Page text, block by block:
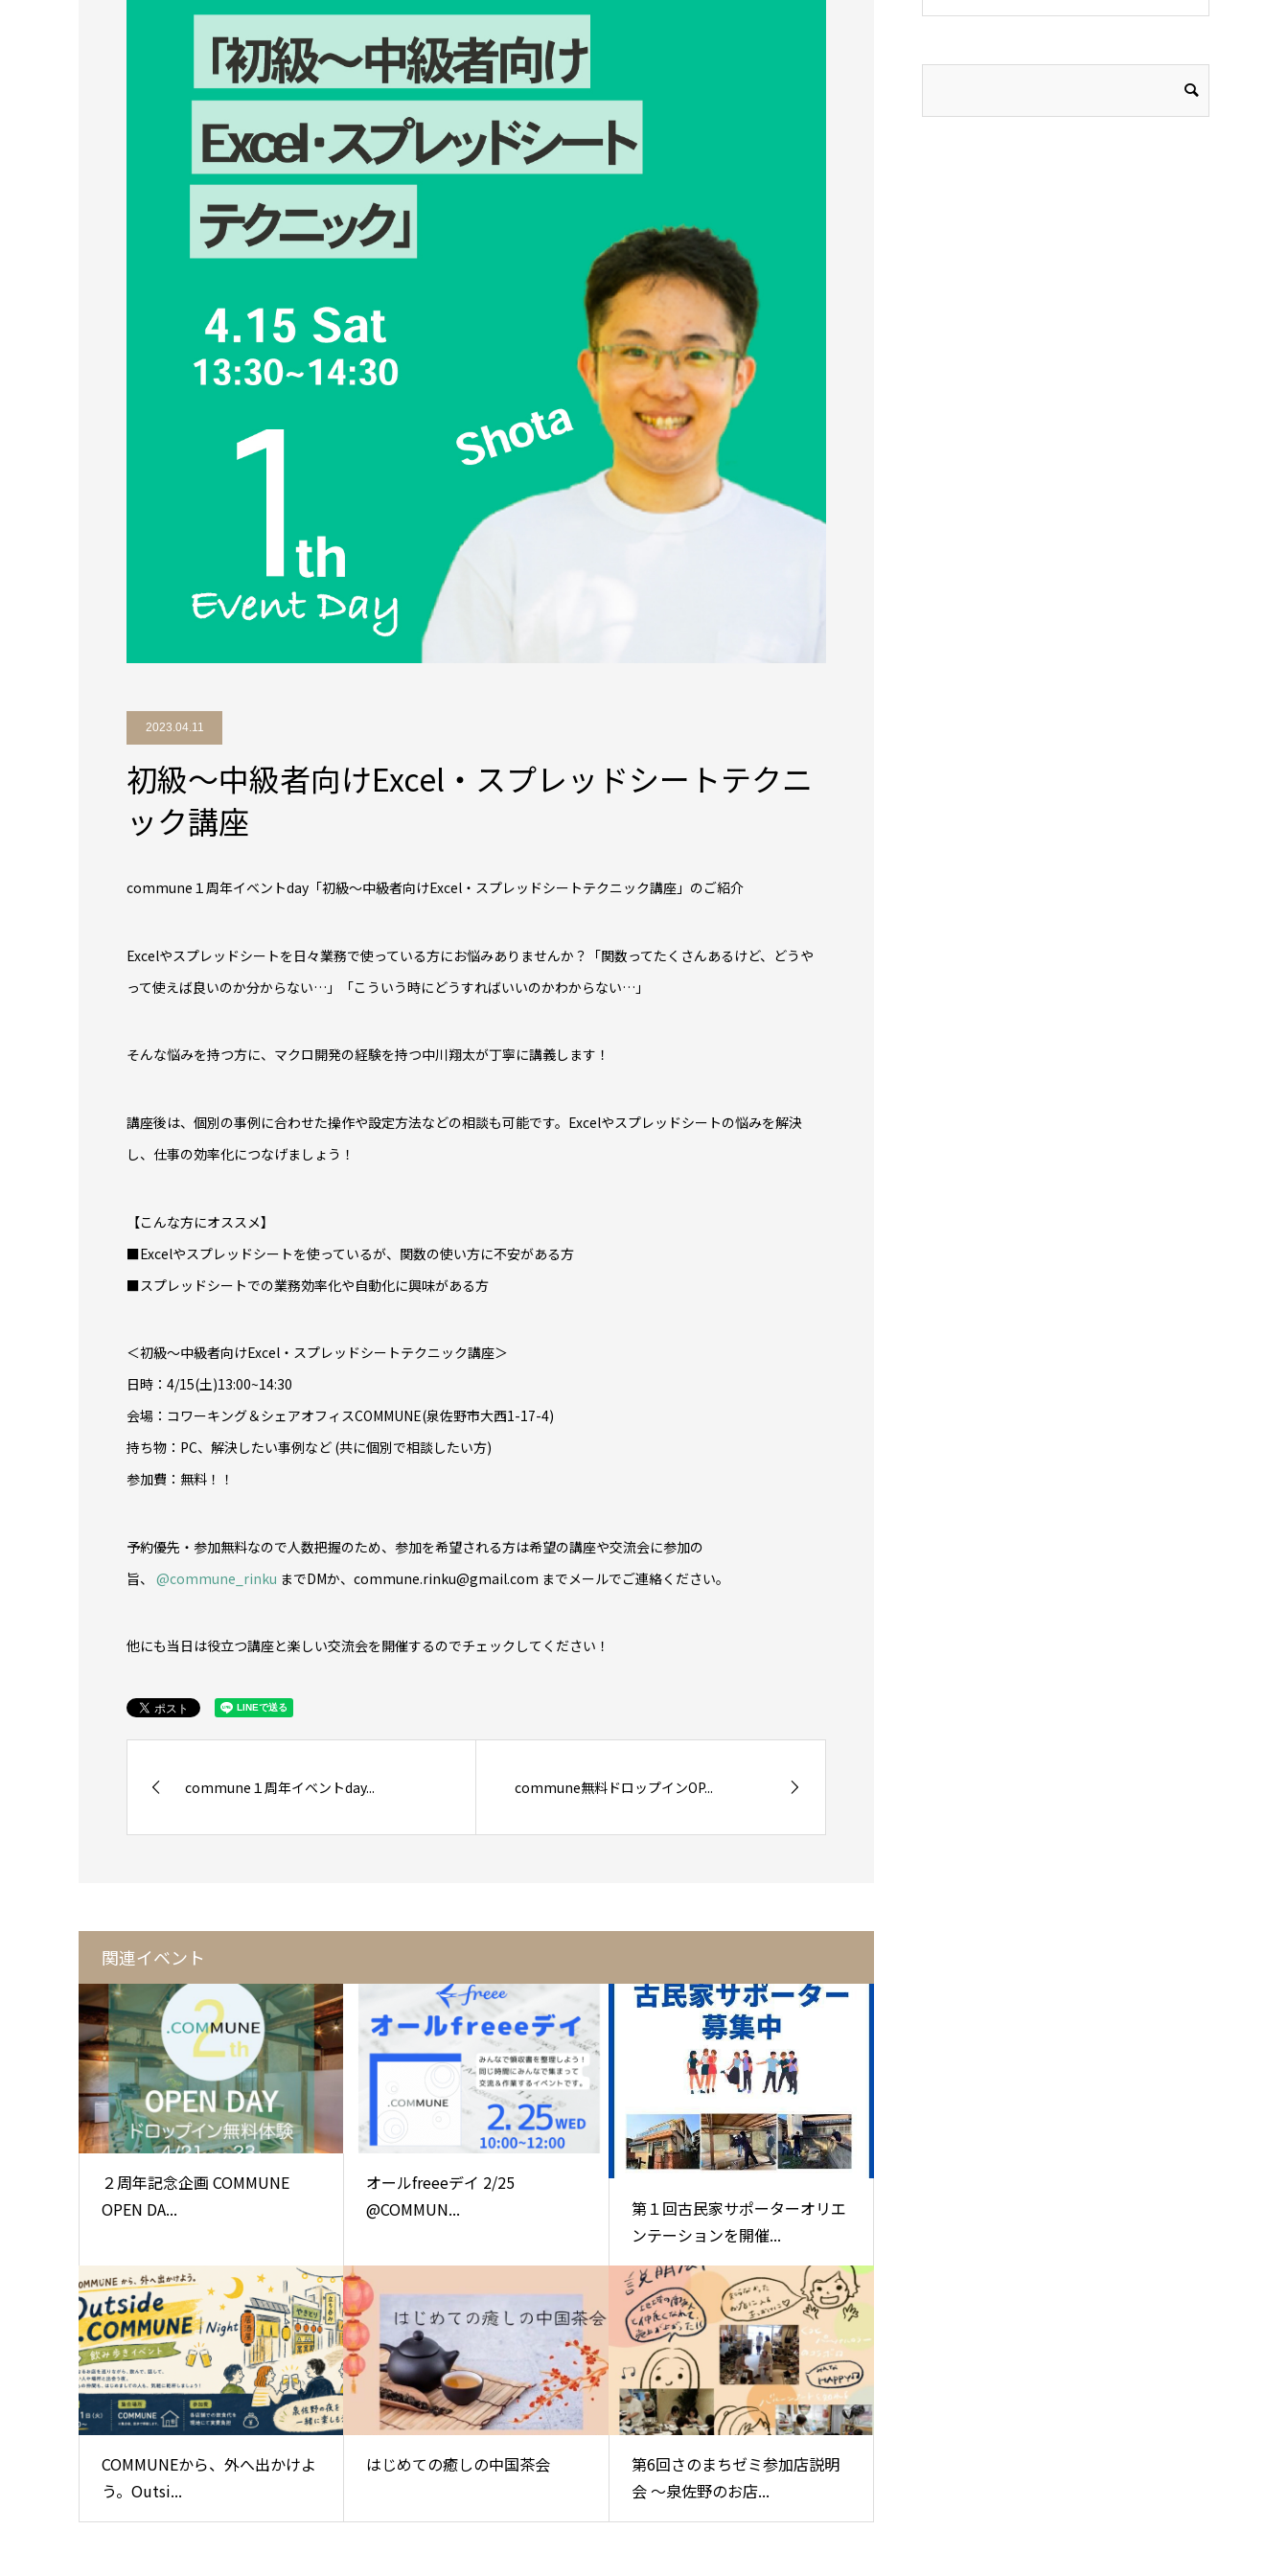
2023.04.11
初級〜中級者向けExcel・スプレッドシートテクニ
ック講座
commune１周年イベントday「初級〜中級者向けExcel・スプレッドシートテクニック講座」のご紹介
Excelやスプレッドシートを日々業務で使っている方にお悩みありませんか？「関数ってたくさんあるけど、どうや
って使えば良いのか分からない…」「こういう時にどうすればいいのかわからない…」
そんな悩みを持つ方に、マクロ開発の経験を持つ中川翔太が丁寧に講義します！
講座後は、個別の事例に合わせた操作や設定方法などの相談も可能です。Excelやスプレッドシートの悩みを解決
し、仕事の効率化につなげましょう！
【こんな方にオススメ】
■Excelやスプレッドシートを使っているが、関数の使い方に不安がある方
■スプレッドシートでの業務効率化や自動化に興味がある方
＜初級〜中級者向けExcel・スプレッドシートテクニック講座＞
日時：4/15(土)13:00~14:30
会場：コワーキング＆シェアオフィスCOMMUNE(泉佐野市大西1-17-4)
持ち物：PC、解決したい事例など (共に個別で相談したい方)
参加費：無料！！
予約優先・参加無料なので人数把握のため、参加を希望される方は希望の講座や交流会に参加の
旨、 @commune_rinku までDMか、commune.rinku@gmail.com までメールでご連絡ください。
他にも当日は役立つ講座と楽しい交流会を開催するのでチェックしてください！
commune１周年イベントday... commune無料ドロップインOP...
関連イベント
２周年記念企画 COMMUNE
OPEN DA...
オールfreeeデイ 2/25
@COMMUN...
第１回古民家サポーターオリエ
ンテーションを開催...
COMMUNEから、外へ出かけよ
う。Outsi...
はじめての癒しの中国茶会
第6回さのまちゼミ参加店説明
会 〜泉佐野のお店...